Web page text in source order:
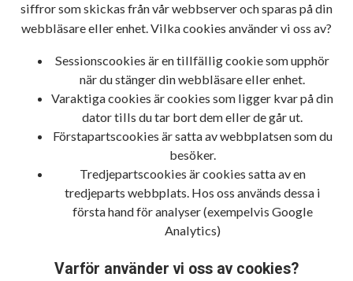
siffror som skickas från vår webbserver och sparas på din
webbläsare eller enhet. Vilka cookies använder vi oss av?
Sessionscookies är en tillfällig cookie som upphör
när du stänger din webbläsare eller enhet.
Varaktiga cookies är cookies som ligger kvar på din
dator tills du tar bort dem eller de går ut.
Förstapartscookies är satta av webbplatsen som du
besöker.
Tredjepartscookies är cookies satta av en
tredjeparts webbplats. Hos oss används dessa i
första hand för analyser (exempelvis Google
Analytics)
Varför använder vi oss av cookies?